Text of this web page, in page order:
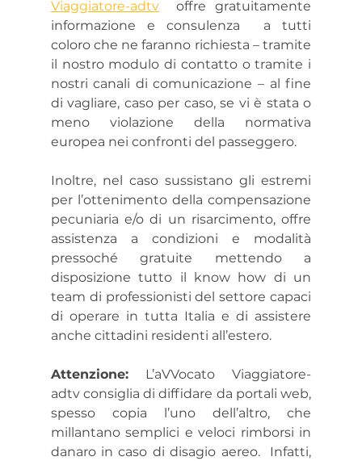
Viaggiatore-adtv offre gratuitamente
informazione e consulenza  a tutti
coloro che ne faranno richiesta – tramite
il nostro modulo di contatto o tramite i
nostri canali di comunicazione – al fine
di vagliare, caso per caso, se vi è stata o
meno violazione della normativa
europea nei confronti del passeggero.
Inoltre, nel caso sussistano gli estremi
per l’ottenimento della compensazione
pecuniaria e/o di un risarcimento, offre
assistenza a condizioni e modalità
pressoché gratuite mettendo a
disposizione tutto il know how di un
team di professionisti del settore capaci
di operare in tutta Italia e di assistere
anche cittadini residenti all’estero.
Attenzione: L’aVVocato Viaggiatore-
adtv consiglia di diffidare da portali web,
spesso copia l’uno dell’altro, che
millantano semplici e veloci rimborsi in
danaro in caso di disagio aereo.  Infatti,